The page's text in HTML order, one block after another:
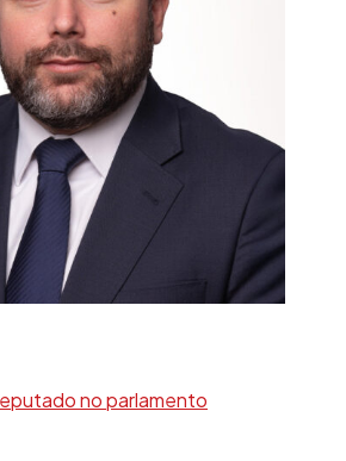
no parlamento